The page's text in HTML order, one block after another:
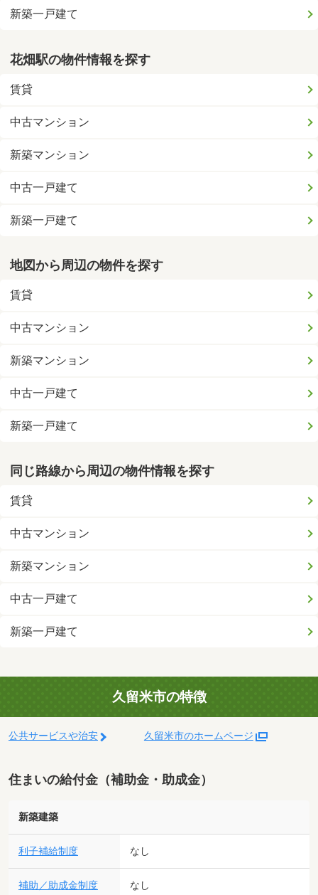
新築一戸建て
花畑駅の物件情報を探す
賃貸
中古マンション
新築マンション
中古一戸建て
新築一戸建て
地図から周辺の物件を探す
賃貸
中古マンション
新築マンション
中古一戸建て
新築一戸建て
同じ路線から周辺の物件情報を探す
賃貸
中古マンション
新築マンション
中古一戸建て
新築一戸建て
久留米市の特徴
公共サービスや治安 久留米市のホームページ
住まいの給付金（補助金・助成金）
新築建築
利子補給制度 なし
補助／助成金制度 なし